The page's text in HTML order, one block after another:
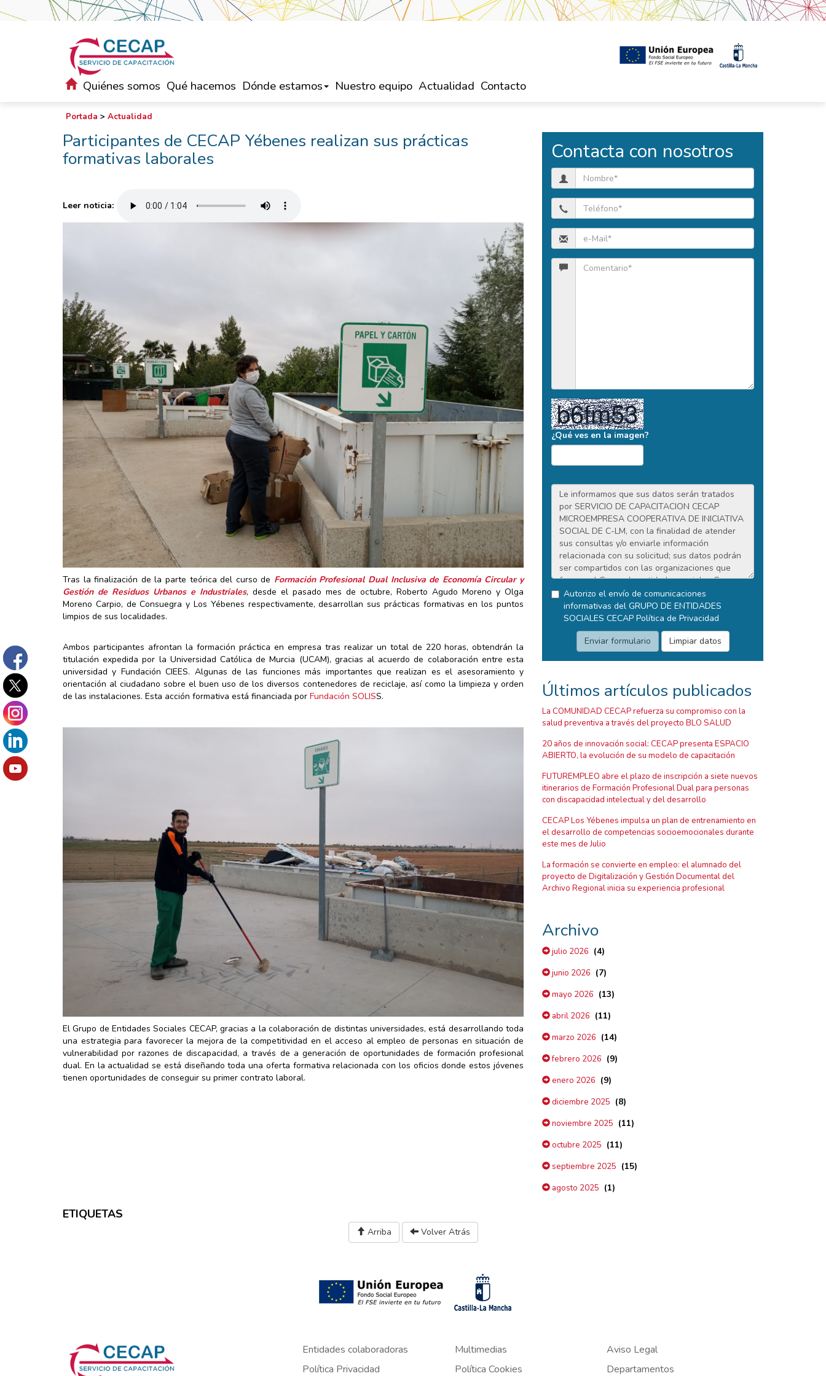
Quiénes somos Qué hacemos Dónde estamos Nuestro equipo Actualidad Contacto
Portada > Actualidad
Participantes de CECAP Yébenes realizan sus prácticas
formativas laborales
Leer noticia:
Tras la finalización de la parte teórica del curso de Formación Profesional Dual Inclusiva de Economía Circular y
Gestión de Residuos Urbanos e Industriales, desde el pasado mes de octubre, Roberto Agudo Moreno y Olga
Moreno Carpio, de Consuegra y Los Yébenes respectivamente, desarrollan sus prácticas formativas en los puntos
limpios de sus localidades.
Ambos participantes afrontan la formación práctica en empresa tras realizar un total de 220 horas, obtendrán la
titulación expedida por la Universidad Católica de Murcia (UCAM), gracias al acuerdo de colaboración entre esta
universidad y Fundación CIEES. Algunas de las funciones más importantes que realizan es el asesoramiento y
orientación al ciudadano sobre el buen uso de los diversos contenedores de reciclaje, así como la limpieza y orden
de las instalaciones. Esta acción formativa está financiada por Fundación SOLISS.
El Grupo de Entidades Sociales CECAP, gracias a la colaboración de distintas universidades, está desarrollando toda
una estrategia para favorecer la mejora de la competitividad en el acceso al empleo de personas en situación de
vulnerabilidad por razones de discapacidad, a través de a generación de oportunidades de formación profesional
dual. En la actualidad se está diseñando toda una oferta formativa relacionada con los oficios donde estos jóvenes
tienen oportunidades de conseguir su primer contrato laboral.
Contacta con nosotros
¿Qué ves en la imagen?
Autorizo el envío de comunicaciones
informativas del GRUPO DE ENTIDADES
SOCIALES CECAP Política de Privacidad
Últimos artículos publicados
La COMUNIDAD CECAP refuerza su compromiso con la
salud preventiva a través del proyecto BLO SALUD
20 años de innovación social: CECAP presenta ESPACIO
ABIERTO, la evolución de su modelo de capacitación
FUTUREMPLEO abre el plazo de inscripción a siete nuevos
itinerarios de Formación Profesional Dual para personas
con discapacidad intelectual y del desarrollo
CECAP Los Yébenes impulsa un plan de entrenamiento en
el desarrollo de competencias socioemocionales durante
este mes de Julio
La formación se convierte en empleo: el alumnado del
proyecto de Digitalización y Gestión Documental del
Archivo Regional inicia su experiencia profesional
Archivo
julio 2026 (4)
junio 2026 (7)
mayo 2026 (13)
abril 2026 (11)
marzo 2026 (14)
febrero 2026 (9)
enero 2026 (9)
diciembre 2025 (8)
noviembre 2025 (11)
octubre 2025 (11)
septiembre 2025 (15)
agosto 2025 (1)
ETIQUETAS
Arriba Volver Atrás
Entidades colaboradoras Multimedias
Aviso Legal
Política Privacidad
Política Cookies Departamentos